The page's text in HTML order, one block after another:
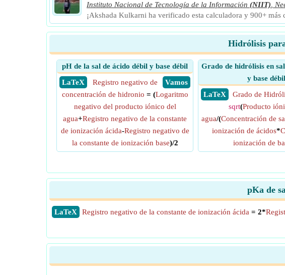
Instituto Nacional de Tecnología de la Información (NIIT)
¡Akshada Kulkarni ha verificado esta calculadora y 900+ más
Hidrólisis
pH de la sal de ácido débil y base débil
​ LaTeX
​ Vamos
Registro negativo de
concentración de hidronio = (Logaritmo
negativo del producto iónico del
agua+Registro negativo de la constante
de ionización ácida-Registro negativo de
la constante de ionización base)/2
Grado de hidrólisis en
y base débil
​ LaTeX
Grado de
sqrt(Producto
agua/(Concentración de
ionización de ácidos*
ionización de
pKa de
​LaTeX Registro negativo de la constante de ionización ácida = 2*